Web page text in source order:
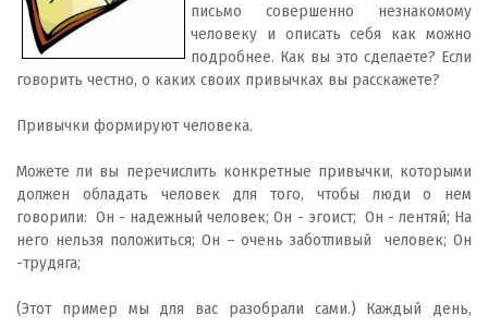
письмо совершенно незнакомому
человеку и описать себя как можно
подробнее. Как вы это сделаете? Если
говорить честно, о каких своих привычках вы расскажете?
Привычки формируют человека.
Можете ли вы перечислить конкретные привычки, которыми
должен обладать человек для того, чтобы люди о нем
говорили: Он - надежный человек; Он - эгоист; Он - лентяй; На
него нельзя положиться; Он – очень заботливый человек; Он
-трудяга;
(Этот пример мы для вас разобрали сами.) Каждый день,